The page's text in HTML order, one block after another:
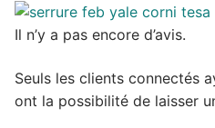
Il n’y a pas encore d’avis.
Seuls les clients connectés
ont la possibilité de laisser